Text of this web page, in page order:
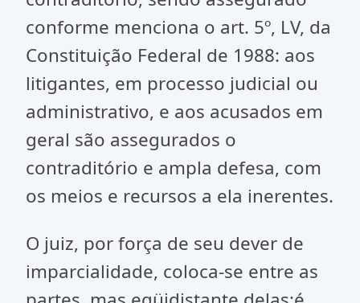
conforme menciona o art. 5º, LV, da
Constituição Federal de 1988: aos
litigantes, em processo judicial ou
administrativo, e aos acusados em
geral são assegurados o
contraditório e ampla defesa, com
os meios e recursos a ela inerentes.
O juiz, por força de seu dever de
imparcialidade, coloca-se entre as